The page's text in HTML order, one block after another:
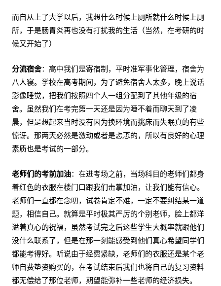
而自从上了大学以后，我想什么时候上厕所就什么时候上厕
所，于是肠胃炎再也没有打扰我的生活（当然，在考研的时
候又开始了）
分流宿舍：高中我们是寄宿制，平时准军事化管理，宿舍为
八人寝。学校在高考期间，为了避免宿舍人太多，晚上说话
影像睡觉，把我们按照四个人一组分配到了其他年级的宿
舍。虽然我们在考完第一天还是因为睡不着而聊天到了凌
晨，但是想起来当时没有因为换环境而挑床而失眠真的有些
惊讶。那两天必然是激动或者是忐忑的，所以有良好的心理
素质也是考试的一部分。
老师们的考前加油：在进考场之前，当场科目的老师们都身
着红色的衣服在楼门口跟我们击掌加油，让我们能有信心。
老师们一直都在念叨，试卷肯定不难，一定不要纠结某一道
题，相信自己。就算是平时极其严厉的个别老师，脸上都洋
溢着真心的祝福，虽然考试完之后这些学生大概率就跟他们
没什么联系了，但是在那一刻能感受到他们真心希望同学们
都能考得好。听说由于经费紧缺，老师们的衣服还是某个老
师自费垫资购买的，在考试结束后我们也将自己的复习资料
都无偿给了那位老师，期望能弥补一些老师的经济损失。